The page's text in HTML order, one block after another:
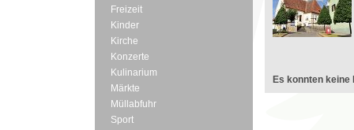
Freizeit
Kinder
Kirche
Konzerte
Kulinarium
Märkte
Müllabfuhr
Sport
Es konnten keine